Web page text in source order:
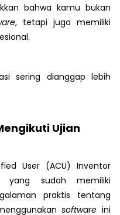
bahwa kamu bukan
, tetapi juga memiliki
sering dianggap lebih
Ujian
User (ACU) Inventor
yang sudah memiliki
praktis tentang
softwareini